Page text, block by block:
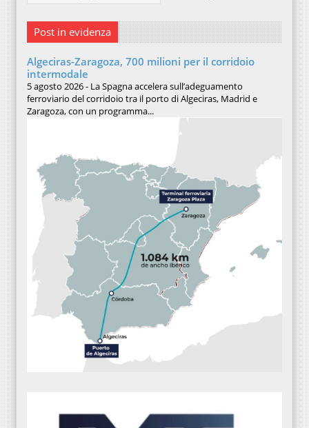
Post in evidenza
Algeciras-Zaragoza, 700 milioni per il corridoio
intermodale
5 agosto 2026 - La Spagna accelera sull’adeguamento
ferroviario del corridoio tra il porto di Algeciras, Madrid e
Zaragoza, con un programma...